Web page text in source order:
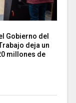
Gobierno del
deja un
millones de